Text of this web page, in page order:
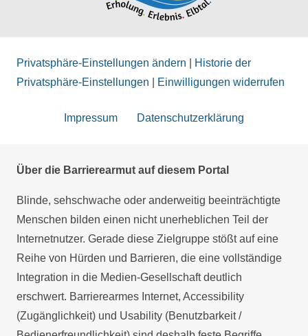
Privatsphäre-Einstellungen ändern
Historie der
Privatsphäre-Einstellungen
Einwilligungen widerrufen
Impressum Datenschutzerklärung
Über die Barrierearmut auf diesem Portal
Blinde, sehschwache oder anderweitig beeinträchtigte
Menschen bilden einen nicht unerheblichen Teil der
Internetnutzer. Gerade diese Zielgruppe stößt auf eine
Reihe von Hürden und Barrieren, die eine vollständige
Integration in die Medien-Gesellschaft deutlich
erschwert. Barrierearmes Internet, Accessibility
(Zugänglichkeit) und Usability (Benutzbarkeit /